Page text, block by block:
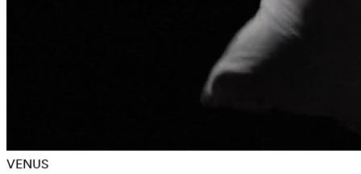
VENUS